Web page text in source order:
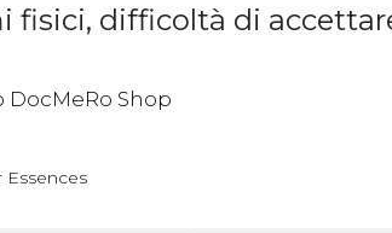
fisici, difficoltà di
Essences